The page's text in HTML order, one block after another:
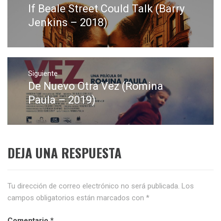
entradas
Entrada
anterior:
If Beale Street Could Talk (Barry
Jenkins – 2018)
Siguiente
Entrada
siguiente:
De Nuevo Otra Vez (Romina
Paula – 2019)
DEJA UNA RESPUESTA
Tu dirección de correo electrónico no será publicada. Los
campos obligatorios están marcados con *